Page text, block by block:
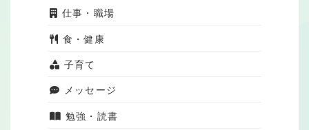
仕事・職場
食・健康
子育て
メッセージ
勉強・読書